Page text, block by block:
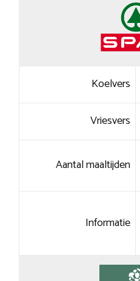
Koelvers
Vriesvers
Aantal maaltijden
Informatie